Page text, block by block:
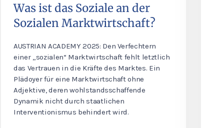
Was ist das Soziale an der
Sozialen Marktwirtschaft?
AUSTRIAN ACADEMY 2025: Den Verfechtern
einer „sozialen“ Marktwirtschaft fehlt letztlich
das Vertrauen in die Kräfte des Marktes. Ein
Plädoyer für eine Marktwirtschaft ohne
Adjektive, deren wohlstandsschaffende
Dynamik nicht durch staatlichen
Interventionismus behindert wird.